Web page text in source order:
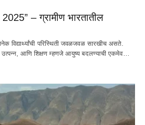
– ग्रामीण भारतातील
विद्यार्थ्यांची परिस्थिती जवळजवळ सारखीच असते.
उत्पन्न, आणि शिक्षण म्हणजे आयुष्य बदलण्याची एकमेव…